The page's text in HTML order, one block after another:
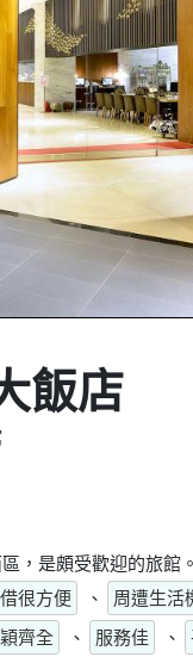
飯店
，是頗受歡迎的旅館
很方便 、 周遭生活
齊全 、 服務佳 、